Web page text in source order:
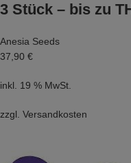
3 Stück – bis zu
Anesia Seeds
37,90 €
inkl. 19 % MwSt.
zzgl. Versandkosten